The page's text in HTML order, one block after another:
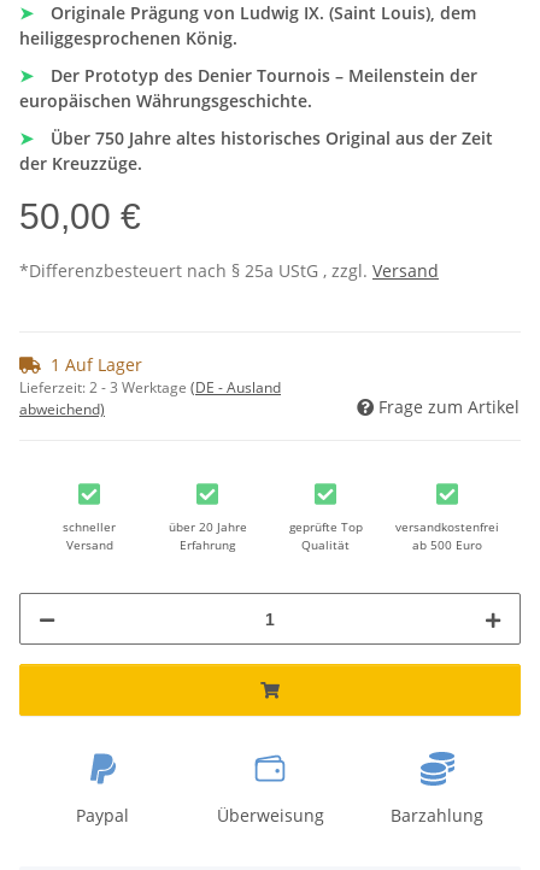
➤
Originale Prägung von Ludwig IX. (Saint Louis), dem
heiliggesprochenen König.
➤
Der Prototyp des Denier Tournois – Meilenstein der
europäischen Währungsgeschichte.
➤
Über 750 Jahre altes historisches Original aus der Zeit
der Kreuzzüge.
50,00 €
*Differenzbesteuert nach § 25a UStG , zzgl. Versand
1 Auf Lager
Lieferzeit:2 - 3 Werktage (DE - Ausland
abweichend)
Frage zum Artikel
schneller
Versand
über 20 Jahre
Erfahrung
geprüfte Top
Qualität
versandkostenfrei
ab 500 Euro
Paypal Überweisung Barzahlung